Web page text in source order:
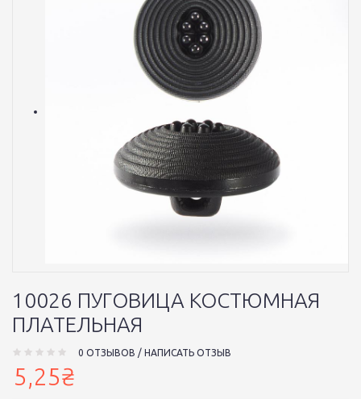
10026 ПУГОВИЦА КОСТЮМНАЯ
ПЛАТЕЛЬНАЯ
0 ОТЗЫВОВ / НАПИСАТЬ ОТЗЫВ
5,25₴